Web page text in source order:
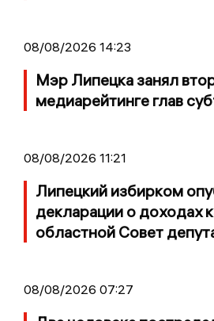
08/08/2026 14:23
Мэр Липецка занял
медиарейтинге глав
08/08/2026 11:21
Липецкий избирком
декларации о доходах
областной Совет
08/08/2026 07:27